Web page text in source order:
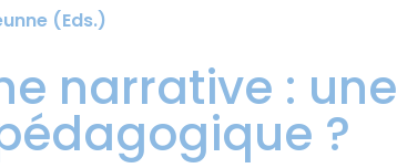
(Eds.)
narrative : une
?